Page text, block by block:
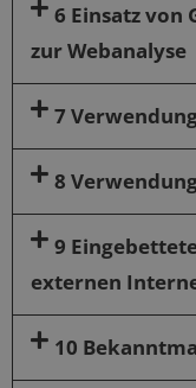
6 Einsatz von
zur Webanalyse
7
8
9
externen
10